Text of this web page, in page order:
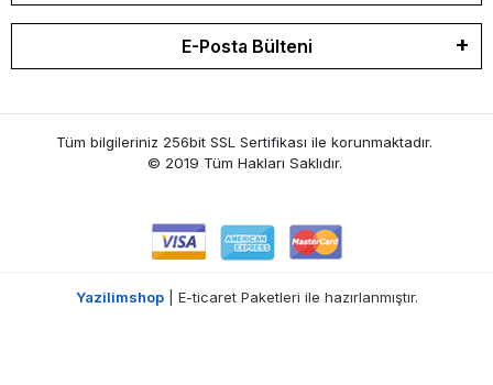
E-Posta Bülteni
Tüm bilgileriniz 256bit SSL Sertifikası ile korunmaktadır.
© 2019 Tüm Hakları Saklıdır.
Yazilimshop| E-ticaret Paketleri ile hazırlanmıştır.